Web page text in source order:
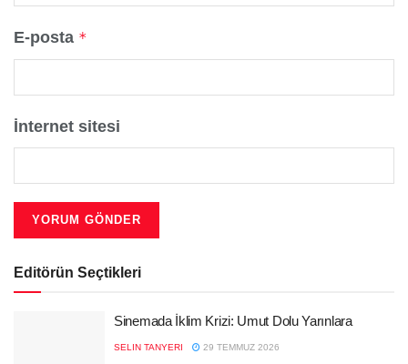
E-posta *
İnternet sitesi
Editörün Seçtikleri
Sinemada İklim Krizi: Umut Dolu Yarınlara
SELIN TANYERI 29 TEMMUZ 2026